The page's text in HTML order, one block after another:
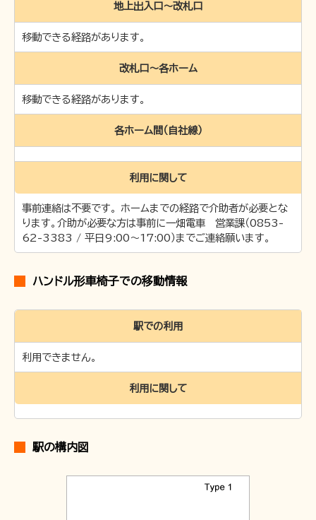
地上出入口～改札口
移動できる経路があります。
改札口〜各ホーム
移動できる経路があります。
各ホーム間（自社線）
利用に関して
事前連絡は不要です。 ホームまでの経路で介助者が必要とな
ります。介助が必要な方は事前に一畑電車 営業課（0853-
62-3383 / 平日9:00～17:00）までご連絡願います。
ハンドル形車椅子での移動情報
駅での利用
利用できません。
利用に関して
駅の構内図